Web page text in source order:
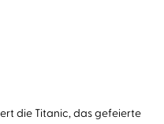
die Titanic, das gefeierte